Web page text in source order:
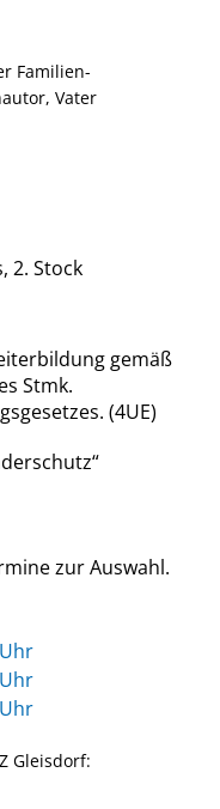
Familien-
Vater
2. Stock
gemäß
Stmk.
(4UE)
zur Auswahl.
Gleisdorf: